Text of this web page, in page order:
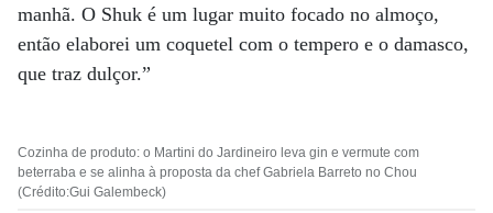
manhã. O Shuk é um lugar muito focado no almoço,
então elaborei um coquetel com o tempero e o damasco,
que traz dulçor.”
Cozinha de produto: o Martini do Jardineiro leva gin e vermute com
beterraba e se alinha à proposta da chef Gabriela Barreto no Chou
(Crédito:Gui Galembeck)